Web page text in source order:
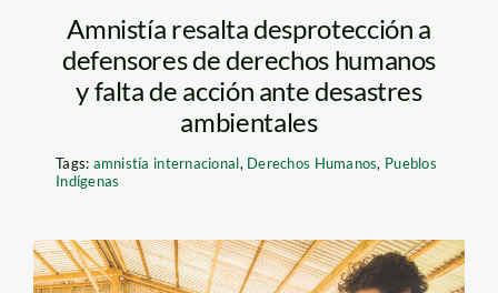
Amnistía resalta desprotección a
defensores de derechos humanos
y falta de acción ante desastres
ambientales
Tags: amnistía internacional, Derechos Humanos, Pueblos
Indígenas